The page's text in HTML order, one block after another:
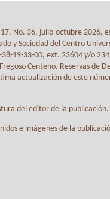
No. 36, julio-octubre 2026,
y Sociedad del Centro
19-33-00, ext. 23604 y/o
Centeno. Reservas de
actualización de este
del editor de la publicación.
e imágenes de la